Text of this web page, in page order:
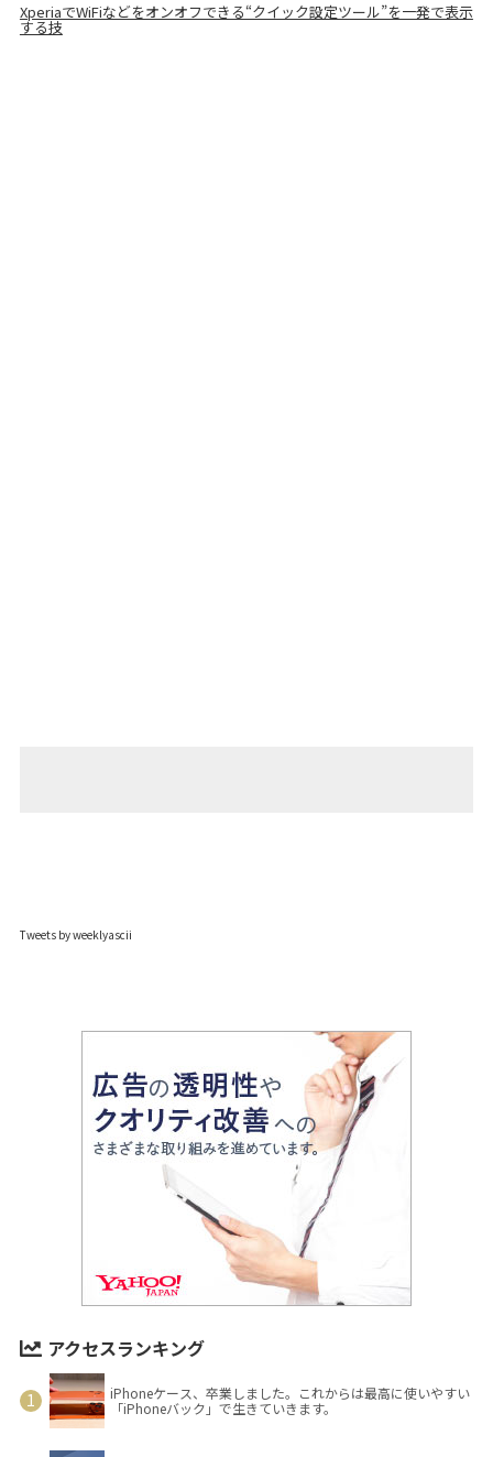
XperiaでWiFiなどをオンオフできる“クイック設定ツール”を一発で表示
する技
Tweets by weeklyascii
アクセスランキング
iPhoneケース、卒業しました。これからは最高に使いやすい
「iPhoneバック」で生きていきます。